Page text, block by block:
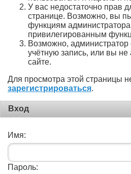
У вас недостаточно прав
странице. Возможно, вы
функциям администратора
привилегированным
Возможно,
учётную запись, или вы
сайте.
Для просмотра этой страницы
зарегистрироваться.
Вход
Имя:
Пароль: